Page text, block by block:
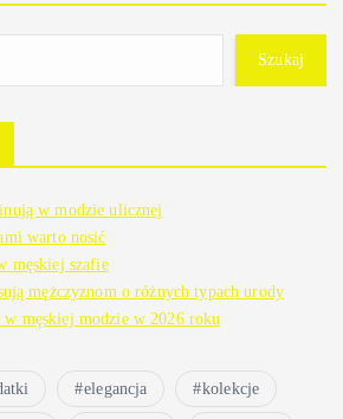
Szukaj
w modzie ulicznej
warto nosić
męskiej szafie
mężczyznom o różnych typach urody
męskiej modzie w 2026 roku
elegancja kolekcje